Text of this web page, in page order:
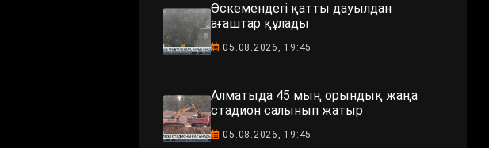
Өскемендегі қатты дауылдан
ағаштар құлады
05.08.2026, 19:45
Алматыда 45 мың орындық жаңа
стадион салынып жатыр
05.08.2026, 19:45